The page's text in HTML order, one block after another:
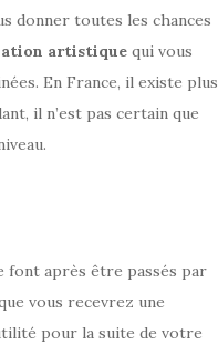
donner toutes les chances
artistique qui vous
En France, il existe plus
il n’est pas certain que
font après être passés par
vous recevrez une
pour la suite de votre